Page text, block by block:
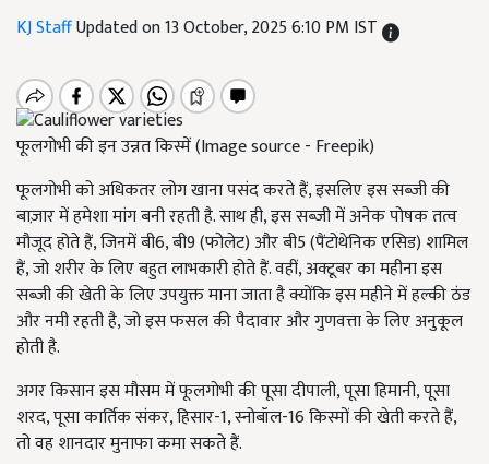
KJ StaffUpdated on 13 October, 2025 6:10 PM IST
फूलगोभी की इन उन्नत किस्में (Image source - Freepik)
फूलगोभी को अधिकतर लोग खाना पसंद करते हैं, इसलिए इस सब्ज़ी की
बाज़ार में हमेशा मांग बनी रहती है. साथ ही, इस सब्ज़ी में अनेक पोषक तत्व
मौजूद होते हैं, जिनमें बी6, बी9 (फोलेट) और बी5 (पैंटोथेनिक एसिड) शामिल
हैं, जो शरीर के लिए बहुत लाभकारी होते हैं. वहीं, अक्टूबर का महीना इस
सब्ज़ी की खेती के लिए उपयुक्त माना जाता है क्योंकि इस महीने में हल्की ठंड
और नमी रहती है, जो इस फसल की पैदावार और गुणवत्ता के लिए अनुकूल
होती है.
अगर किसान इस मौसम में फूलगोभी की पूसा दीपाली, पूसा हिमानी, पूसा
शरद, पूसा कार्तिक संकर, हिसार-1, स्नोबॉल-16 किस्मों की खेती करते हैं,
तो वह शानदार मुनाफा कमा सकते हैं.